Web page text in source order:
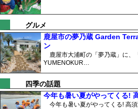
グルメ
鹿屋市の夢乃蔵 Garden
ン
鹿屋市大浦町の「夢乃蔵」に、
YUMENOKUR…
四季の話題
今年も暑い夏がやってくる!
今年も暑い夏がやってくる! 高